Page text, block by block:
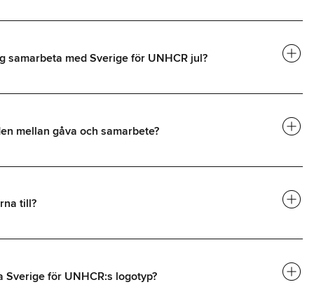
samarbeta med Sverige för UNHCR jul? add_circle
mellan gåva och samarbete? add_circle
till? add_circle
Sverige för UNHCR:s logotyp? add_circle